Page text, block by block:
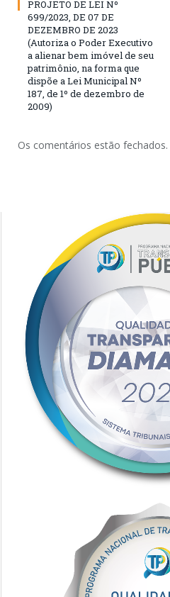
PROJETO DE LEI Nº
699/2023, DE 07 DE
DEZEMBRO DE 2023
(Autoriza o Poder Executivo
a alienar bem imóvel de seu
patrimônio, na forma que
dispõe a Lei Municipal Nº
187, de 1º de dezembro de
2009)
Os comentários estão fechados.